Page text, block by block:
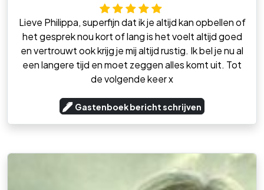
Lieve Philippa, superfijn dat ik je altijd kan opbellen of
het gesprek nou kort of lang is het voelt altijd goed
en vertrouwt ook krijg je mij altijd rustig. Ik bel je nu al
een langere tijd en moet zeggen alles komt uit. Tot
de volgende keer x
Gastenboek bericht schrijven